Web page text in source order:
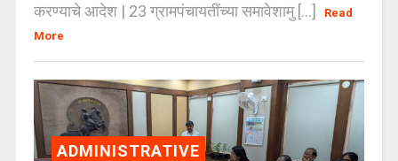
करण्याचे आदेश | 23 ग्रामपंचायतींच्या समावेशामु [...]
Read
More
ADMINISTRATIVE